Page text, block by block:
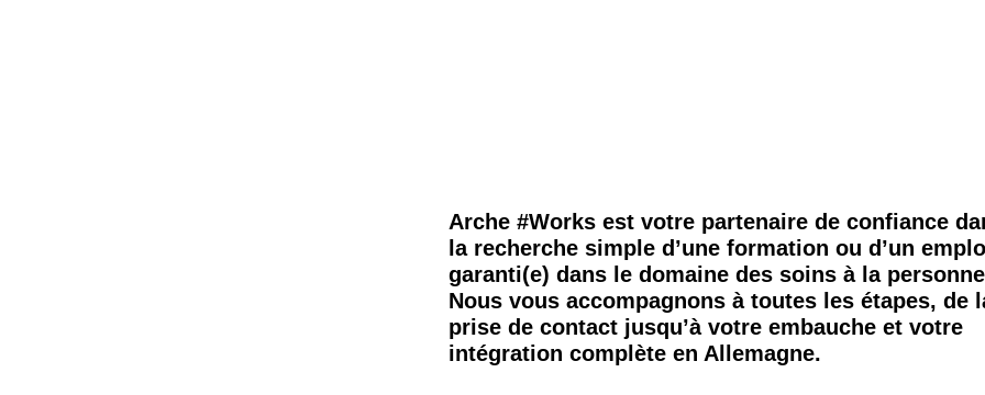
Arche #Works est votre partenaire de confiance
la recherche simple d’une formation ou d’un
garanti(e) dans le domaine des soins à la
Nous vous accompagnons à toutes les étapes, de
prise de contact jusqu’à votre embauche et votre
intégration complète en Allemagne.